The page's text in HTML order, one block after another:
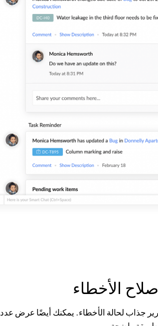
الأخطاء
جذاب لحالة الأخطاء. يمكنك أيضًا عرض عدد